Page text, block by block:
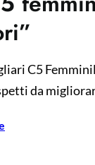
C5
da